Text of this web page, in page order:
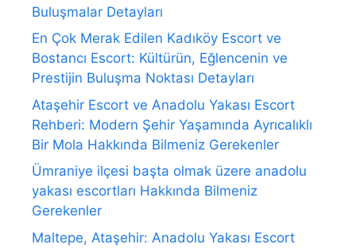
Buluşmalar Detayları
En Çok Merak Edilen Kadıköy Escort ve
Bostancı Escort: Kültürün, Eğlencenin ve
Prestijin Buluşma Noktası Detayları
Ataşehir Escort ve Anadolu Yakası Escort
Rehberi: Modern Şehir Yaşamında Ayrıcalıklı
Bir Mola Hakkında Bilmeniz Gerekenler
Ümraniye ilçesi başta olmak üzere anadolu
yakası escortları Hakkında Bilmeniz
Gerekenler
Maltepe, Ataşehir: Anadolu Yakası Escort